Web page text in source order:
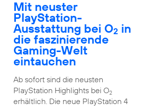
Mit neuster
PlayStation-
Ausstattung bei O2 in
die faszinierende
Gaming-Welt
eintauchen
Ab sofort sind die neusten
PlayStation Highlights bei O2
erhältlich. Die neue PlayStation 4